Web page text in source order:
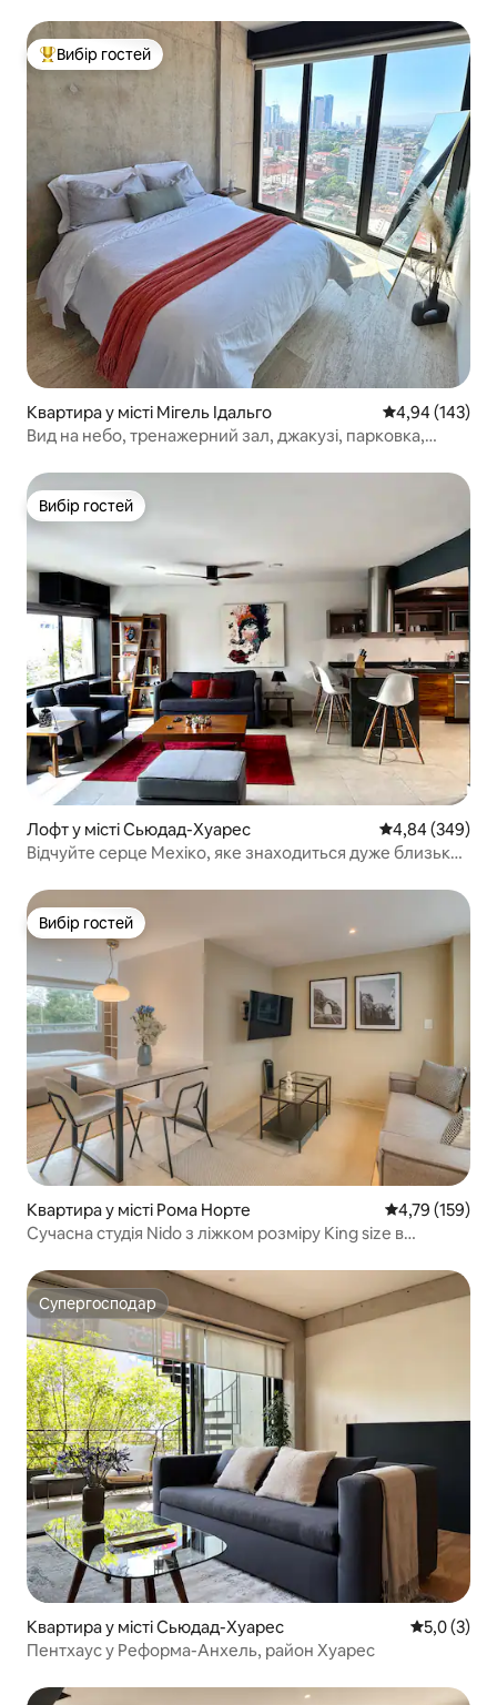
Топ вибір гостей
Вибір гостей
Квартира у місті Мігель Ідальго Середня
4,94 (143)
Вид на небо, тренажерний зал, джакузі, парковка,
Вибір гостей
Вибір гостей
Лофт у місті Сьюдад-Хуарес Середня
4,84 (349)
Відчуйте серце Мехіко, яке знаходиться дуже близько
Вибір гостей
Вибір гостей
Квартира у місті Рома Норте Середня
4,79 (159)
Сучасна студія Nido з ліжком розміру King size в
Супергосподар
Супергосподар
Квартира у місті Сьюдад-Хуарес Середня
5,0 (3)
Пентхаус у Реформа-Анхель, район Хуарес